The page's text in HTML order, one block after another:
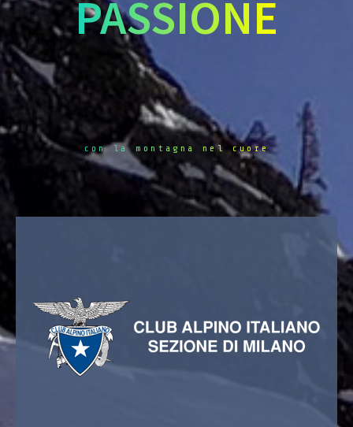
PASSIONE
con la montagna nel cuore